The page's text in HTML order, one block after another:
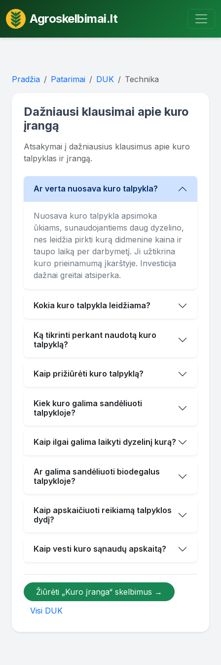
Agroskelbimai.lt
Pradžia Patarimai DUK Technika
Dažniausi klausimai apie kuro
įrangą
Atsakymai į dažniausius klausimus apie kuro
talpyklas ir įrangą.
Ar verta nuosava kuro talpykla?
Nuosava kuro talpykla apsimoka
ūkiams, sunaudojantiems daug dyzelino,
nes leidžia pirkti kurą didmenine kaina ir
taupo laiką per darbymetį. Ji užtikrina
kuro prieinamumą įkarštyje. Investicija
dažnai greitai atsiperka.
Kokia kuro talpykla leidžiama?
Ką tikrinti perkant naudotą kuro
talpyklą?
Kaip prižiūrėti kuro talpyklą?
Kiek kuro galima sandėliuoti
talpykloje?
Kaip ilgai galima laikyti dyzelinį kurą?
Ar galima sandėliuoti biodegalus
talpykloje?
Kaip apskaičiuoti reikiamą talpyklos
dydį?
Kaip vesti kuro sąnaudų apskaitą?
Žiūrėti „Kuro įranga“ skelbimus →
Visi DUK